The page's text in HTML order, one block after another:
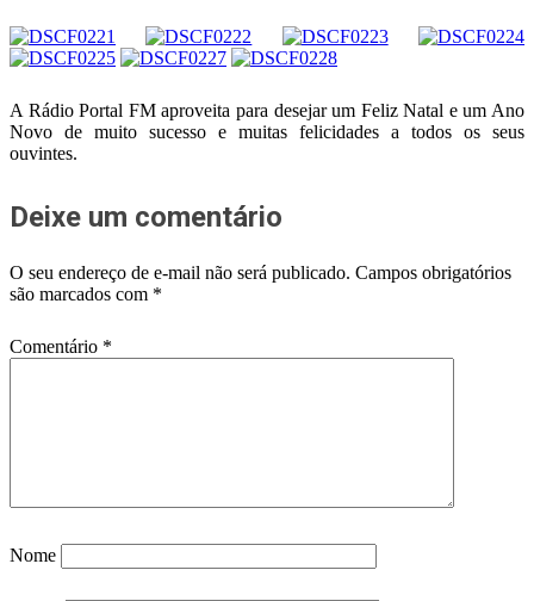
A Rádio Portal FM aproveita para desejar um Feliz Natal e um Ano
Novo de muito sucesso e muitas felicidades a todos os seus
ouvintes.
Deixe um comentário
O seu endereço de e-mail não será publicado. Campos obrigatórios
são marcados com *
Comentário *
Nome